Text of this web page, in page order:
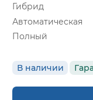
Гибрид
Автоматическая
Полный
В наличии